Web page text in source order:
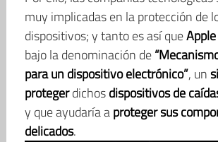
muy implicadas en la protección de
dispositivos; y tanto es así queApple
bajo la denominación de
para un dispositivo electrónico”, un
protegerdichosdispositivos de
y que ayudaría aproteger sus
delicados.